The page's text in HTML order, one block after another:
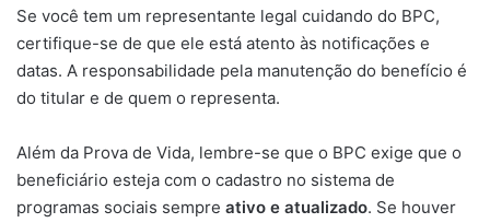
Se você tem um representante legal cuidando do BPC,
certifique-se de que ele está atento às notificações e
datas. A responsabilidade pela manutenção do benefício é
do titular e de quem o representa.
Além da Prova de Vida, lembre-se que o BPC exige que o
beneficiário esteja com o cadastro no sistema de
programas sociais sempre ativo e atualizado. Se houver